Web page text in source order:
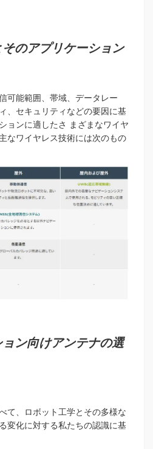
のアプリケーション
可能範囲、帯域、データレー
、セキュリティなどの要因に基
ョンに適したさ まざまなワイヤ
なワイヤレス技術には次のもの
ン向けアンテナの選
て、ロボット工学とその多様な
変化に対する私たちの認識に基